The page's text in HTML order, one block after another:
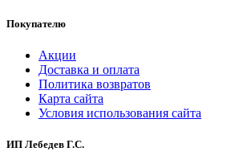
Покупателю
Акции
Доставка и оплата
Политика возвратов
Карта сайта
Условия использования сайта
ИП Лебедев Г.С.